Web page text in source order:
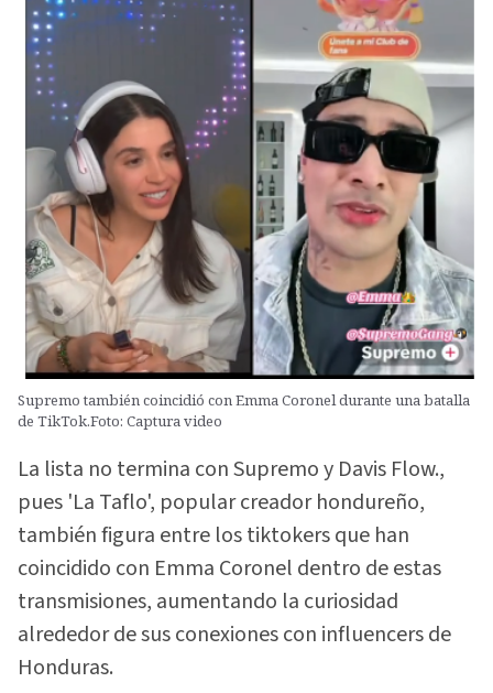
Supremo también coincidió con Emma Coronel durante una batalla
de TikTok.Foto: Captura video
La lista no termina con Supremo y Davis Flow.,
pues 'La Taflo', popular creador hondureño,
también figura entre los tiktokers que han
coincidido con Emma Coronel dentro de estas
transmisiones, aumentando la curiosidad
alrededor de sus conexiones con influencers de
Honduras.